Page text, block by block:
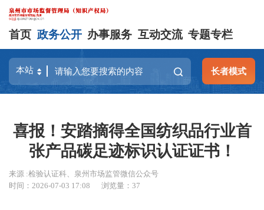
首页 政务公开 办事服务 互动交流 专题专栏
长者模式
喜报！安踏摘得全国纺织品行业首
张产品碳足迹标识认证证书！
来源 :检验认证科、泉州市场监管微信公众号
时间：2026-07-03 17:08
浏览量：37